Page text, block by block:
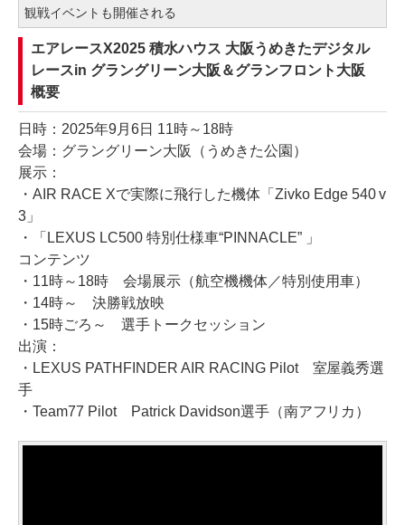
観戦イベントも開催される
エアレースX2025 積水ハウス 大阪うめきたデジタル
レースin グラングリーン大阪＆グランフロント大阪
概要
日時：2025年9月6日 11時～18時
会場：グラングリーン大阪（うめきた公園）
展示：
・AIR RACE Xで実際に飛行した機体「Zivko Edge 540 v
3」
・「LEXUS LC500 特別仕様車“PINNACLE” 」
コンテンツ
・11時～18時 会場展示（航空機機体／特別使用車）
・14時～ 決勝戦放映
・15時ごろ～ 選手トークセッション
出演：
・LEXUS PATHFINDER AIR RACING Pilot 室屋義秀選
手
・Team77 Pilot Patrick Davidson選手（南アフリカ）